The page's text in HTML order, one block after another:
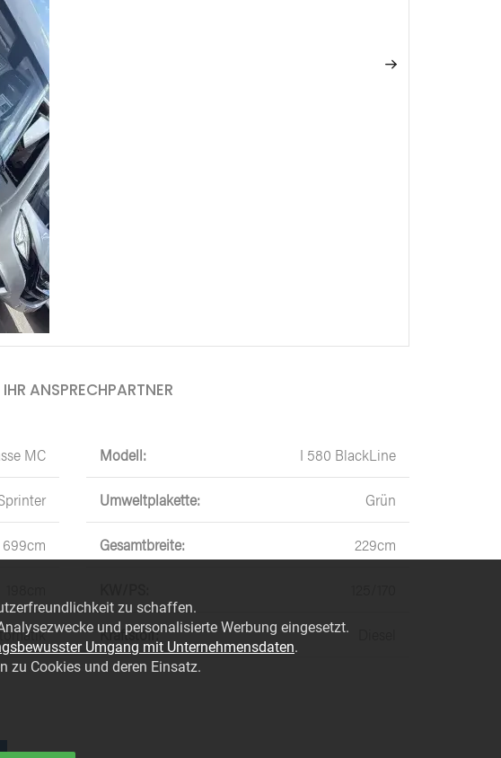
IHR ANSPRECHPARTNER
MC Modell: I 580 BlackLine
Umweltplakette: Grün
699cm Gesamtbreite: 229cm
Kraftstoff:
UNSERE MARKEN
zu schaffen.
und personalisierte Werbung eingesetzt.
Umgang mit Unternehmensdaten.
zu Cookies und deren Einsatz.